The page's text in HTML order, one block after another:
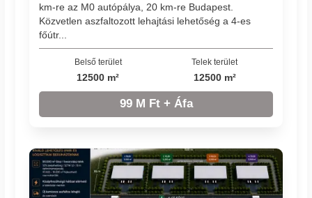
km-re az M0 autópálya, 20 km-re Budapest.
Közvetlen aszfaltozott lehajtási lehetőség a 4-es
főútr...
Belső terület
12500 m²
Telek terület
12500 m²
99 M Ft + Áfa